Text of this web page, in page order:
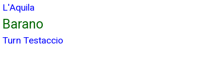
L'Aquila
Barano
Turn Testaccio